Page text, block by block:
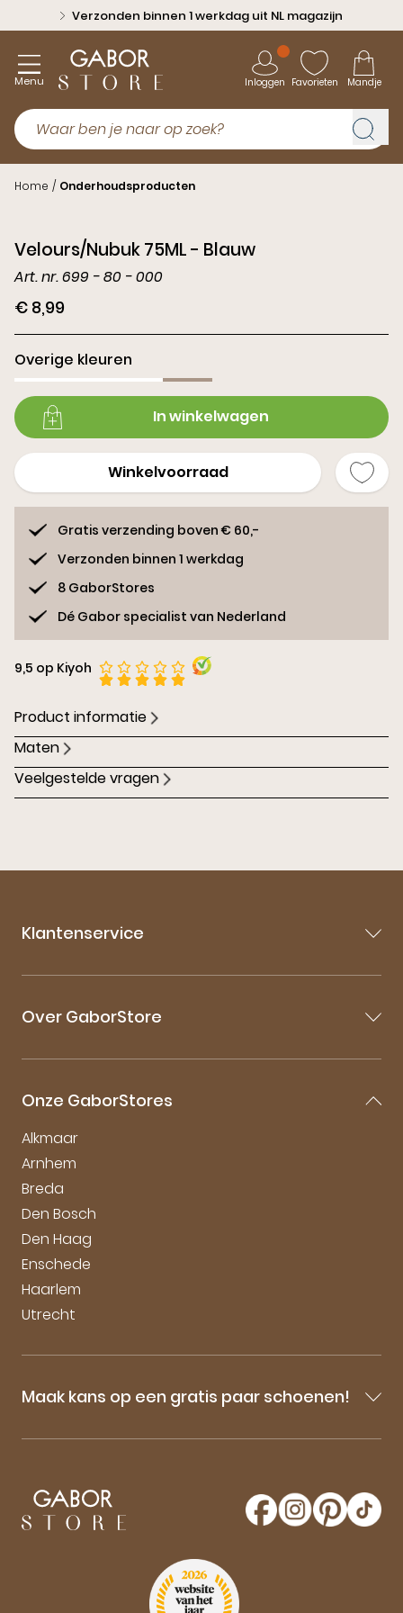
Verzonden binnen 1 werkdag uit NL magazijn
Menu Inloggen Favorieten Mandje
Home / Onderhoudsproducten
Velours/Nubuk 75ML - Blauw
Art. nr. 699 - 80 - 000
€ 8,99
Overige kleuren
In winkelwagen
Winkelvoorraad
Gratis verzending boven € 60,-
Verzonden binnen 1 werkdag
8 GaborStores
Dé Gabor specialist van Nederland
9,5 op Kiyoh
Product informatie
Maten
Veelgestelde vragen
Onze GaborStores
Alkmaar
Arnhem
Breda
Den Bosch
Den Haag
Enschede
Haarlem
Utrecht
Klantenservice
Contact
Bestellen & Bezorgen
Mijn account
Over GaborStore
Over Gabor
Onderhoudstips
Vacatures
Maak kans op een gratis paar schoenen!
Blijf op de hoogte van onze sale-aankondigingen,
maak kans op een gratis paar Gabor schoenen!